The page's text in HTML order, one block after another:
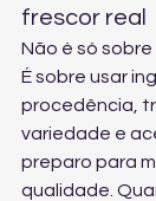
frescor real
Não é só sobre
É sobre usar
procedência,
variedade e
preparo para
qualidade.